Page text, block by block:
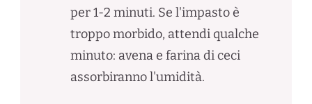
per 1-2 minuti. Se l'impasto è
troppo morbido, attendi qualche
minuto: avena e farina di ceci
assorbiranno l'umidità.